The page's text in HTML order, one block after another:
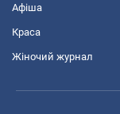
Афіша
Краса
Жіночий журнал